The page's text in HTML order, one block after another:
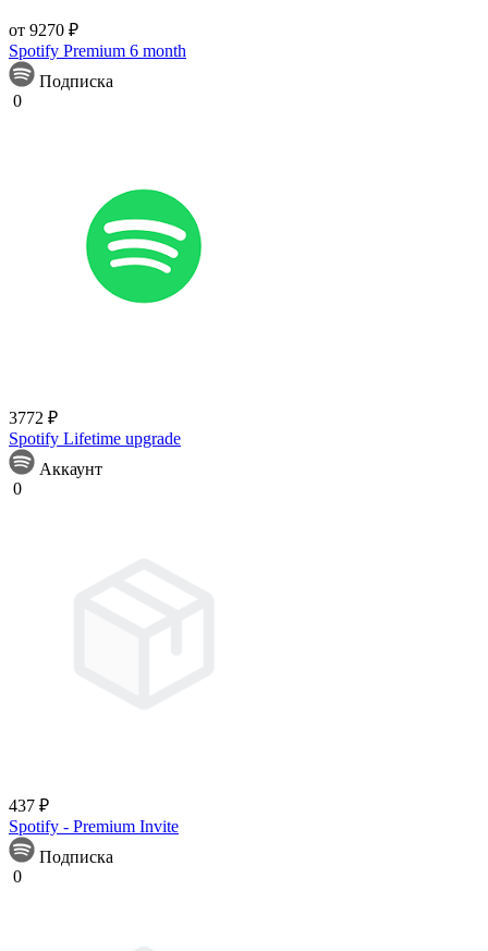
от 9270 ₽
Spotify Premium 6 month
Подписка
0
3772 ₽
Spotify Lifetime upgrade
Аккаунт
0
437 ₽
Spotify - Premium Invite
Подписка
0